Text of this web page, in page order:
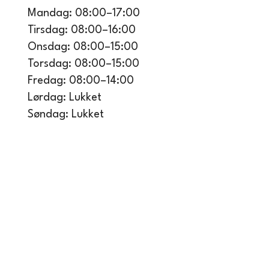
Mandag: 08:00–17:00
Tirsdag: 08:00–16:00
Onsdag: 08:00–15:00
Torsdag: 08:00–15:00
Fredag: 08:00–14:00
Lørdag: Lukket
Søndag: Lukket